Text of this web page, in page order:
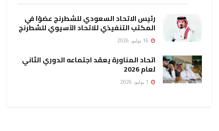
رئيس الاتحاد السعودي للشطرنج عضوًا في
المكتب التنفيذي للاتحاد الآسيوي للشطرنج
اتحاد المناورة يعقد اجتماعه الدوري الثاني
لعام 2026